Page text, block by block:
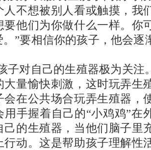
人不想被别人看或触摸，我
要他们为你做什么一样。你
”要相信你的孩子，他会逐
子对自己的生殖器极为关注
大量愉快刺激，这时玩弄生
会在公共场合玩弄生殖器，
用手握着自己的“小鸡鸡”在
己的生殖器，当他们脑子里
行动。这是帮助孩子理解性